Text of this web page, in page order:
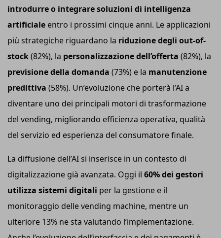
introdurre o integrare soluzioni di intelligenza
artificiale entro i prossimi cinque anni. Le applicazioni
più strategiche riguardano la riduzione degli out-of-
stock(82%), la personalizzazione dell’offerta (82%), la
previsione della domanda (73%) e la manutenzione
predittiva (58%). Un’evoluzione che porterà l’AI a
diventare uno dei principali motori di trasformazione
del vending, migliorando efficienza operativa, qualità
del servizio ed esperienza del consumatore finale.
La diffusione dell’AI si inserisce in un contesto di
digitalizzazione già avanzata. Oggi il 60% dei gestori
utilizza sistemi digitali per la gestione e il
monitoraggio delle vending machine, mentre un
ulteriore 13% ne sta valutando l’implementazione.